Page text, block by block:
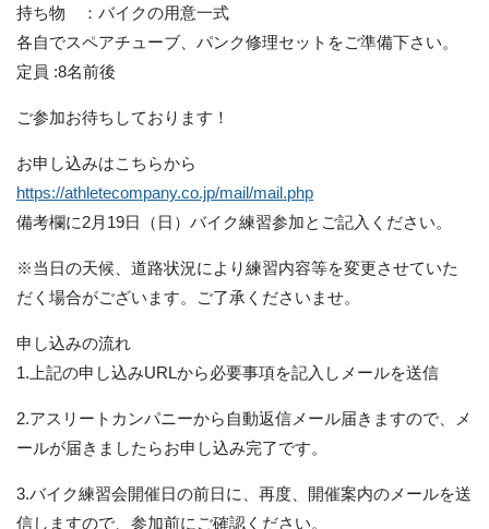
持ち物 ：バイクの用意一式
各自でスペアチューブ、パンク修理セットをご準備下さい。
定員 :8名前後
ご参加お待ちしております！
お申し込みはこちらから
https://athletecompany.co.jp/mail/mail.php
備考欄に2月19日（日）バイク練習参加とご記入ください。
※当日の天候、道路状況により練習内容等を変更させていた
だく場合がございます。ご了承くださいませ。
申し込みの流れ
1.上記の申し込みURLから必要事項を記入しメールを送信
2.アスリートカンパニーから自動返信メール届きますので、メ
ールが届きましたらお申し込み完了です。
3.バイク練習会開催日の前日に、再度、開催案内のメールを送
信しますので、参加前にご確認ください。